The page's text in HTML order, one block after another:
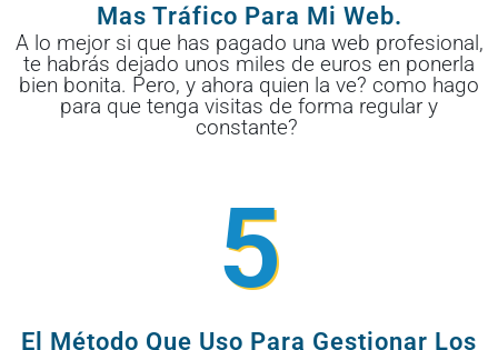
Mas Tráfico Para Mi Web.
A lo mejor si que has pagado una web profesional,
te habrás dejado unos miles de euros en ponerla
bien bonita. Pero, y ahora quien la ve? como hago
para que tenga visitas de forma regular y
constante?
5
El Método Que Uso Para Gestionar Los